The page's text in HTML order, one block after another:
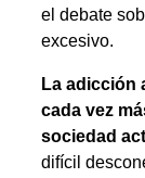
el debate
excesivo.
La adicción
cada vez
sociedad
difícil